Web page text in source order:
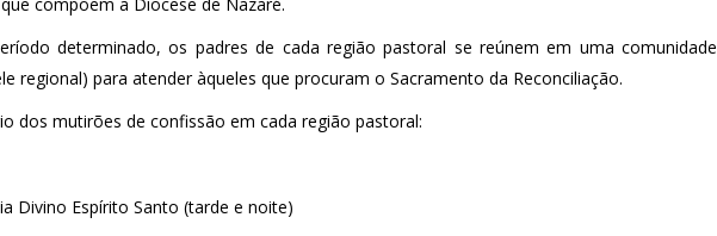
determinado, os padres de cada região pastoral se reúnem em uma comunidade
regional) para atender àqueles que procuram o Sacramento da Reconciliação.
dos mutirões de confissão em cada região pastoral:
Divino Espírito Santo (tarde e noite)